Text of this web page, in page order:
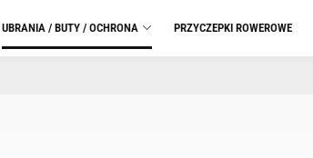
UBRANIA / BUTY / OCHRONA PRZYCZEPKI ROWEROWE